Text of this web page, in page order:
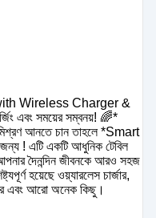
Wireless Charger &
এবং সময়ের সম্বনয়! 🌈*
আনতে চান তাহলে *Smart
! এটি একটি আধুনিক টেবিল
দৈনন্দিন জীবনকে আরও সহজ
হয়েছে ওয়্যারলেস চার্জার,
এবং আরো অনেক কিছু।